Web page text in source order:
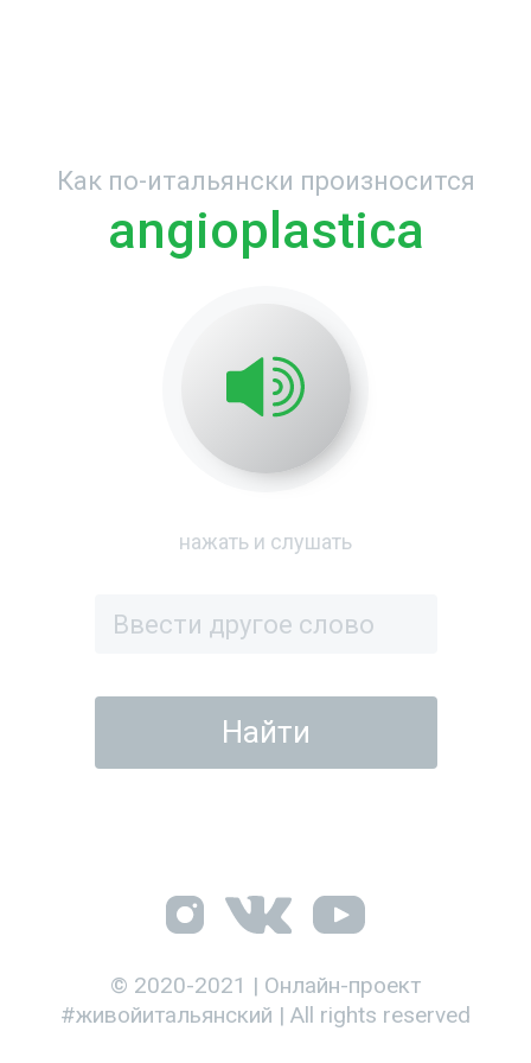
Как по-итальянски произносится
angioplastica
нажать и слушать
© 2020-2021 | Онлайн-проект
#живойитальянский | All rights reserved